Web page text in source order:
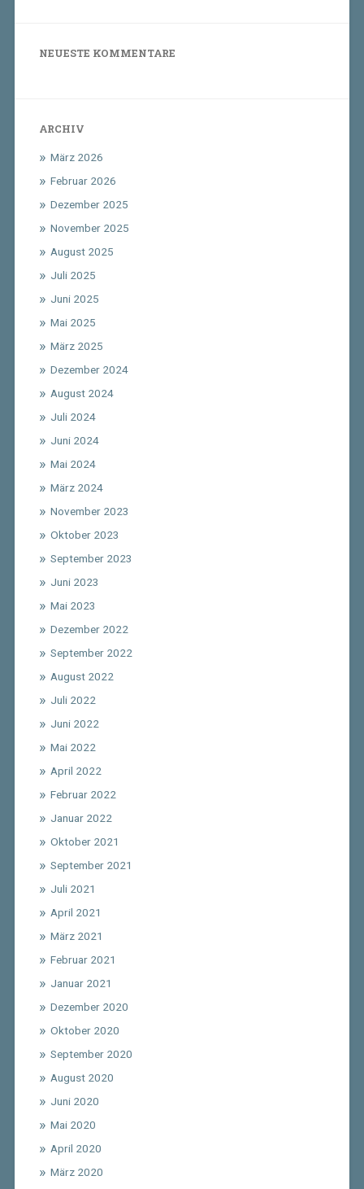
NEUESTE KOMMENTARE
ARCHIV
März 2026
Februar 2026
Dezember 2025
November 2025
August 2025
Juli 2025
Juni 2025
Mai 2025
März 2025
Dezember 2024
August 2024
Juli 2024
Juni 2024
Mai 2024
März 2024
November 2023
Oktober 2023
September 2023
Juni 2023
Mai 2023
Dezember 2022
September 2022
August 2022
Juli 2022
Juni 2022
Mai 2022
April 2022
Februar 2022
Januar 2022
Oktober 2021
September 2021
Juli 2021
April 2021
März 2021
Februar 2021
Januar 2021
Dezember 2020
Oktober 2020
September 2020
August 2020
Juni 2020
Mai 2020
April 2020
März 2020